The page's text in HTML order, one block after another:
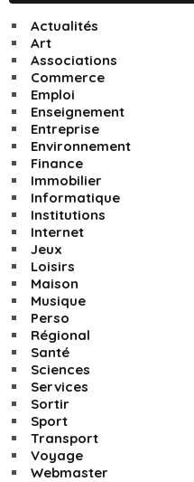
Actualités
Art
Associations
Commerce
Emploi
Enseignement
Entreprise
Environnement
Finance
Immobilier
Informatique
Institutions
Internet
Jeux
Loisirs
Maison
Musique
Perso
Régional
Santé
Sciences
Services
Sortir
Sport
Transport
Voyage
Webmaster